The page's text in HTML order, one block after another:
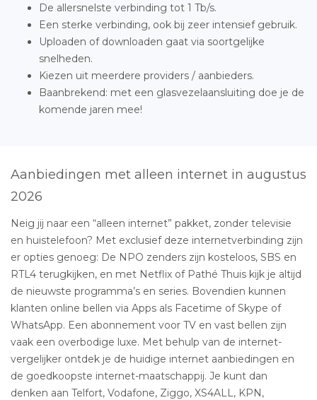
De allersnelste verbinding tot 1 Tb/s.
Een sterke verbinding, ook bij zeer intensief gebruik.
Uploaden of downloaden gaat via soortgelijke
snelheden.
Kiezen uit meerdere providers / aanbieders.
Baanbrekend: met een glasvezelaansluiting doe je de
komende jaren mee!
Aanbiedingen met alleen internet in augustus
2026
Neig jij naar een “alleen internet” pakket, zonder televisie
en huistelefoon? Met exclusief deze internetverbinding zijn
er opties genoeg: De NPO zenders zijn kosteloos, SBS en
RTL4 terugkijken, en met Netflix of Pathé Thuis kijk je altijd
de nieuwste programma’s en series. Bovendien kunnen
klanten online bellen via Apps als Facetime of Skype of
WhatsApp. Een abonnement voor TV en vast bellen zijn
vaak een overbodige luxe. Met behulp van de internet-
vergelijker ontdek je de huidige internet aanbiedingen en
de goedkoopste internet-maatschappij. Je kunt dan
denken aan Telfort, Vodafone, Ziggo, XS4ALL, KPN,